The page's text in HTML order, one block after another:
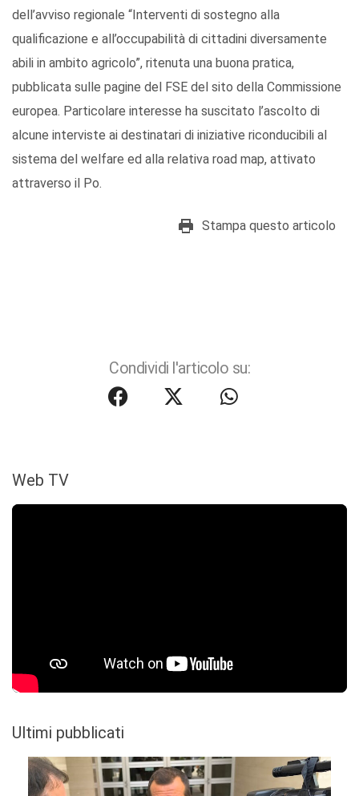
dell’avviso regionale “Interventi di sostegno alla
qualificazione e all’occupabilità di cittadini diversamente
abili in ambito agricolo”, ritenuta una buona pratica,
pubblicata sulle pagine del FSE del sito della Commissione
europea. Particolare interesse ha suscitato l’ascolto di
alcune interviste ai destinatari di iniziative riconducibili al
sistema del welfare ed alla relativa road map, attivato
attraverso il Po.
Stampa questo articolo
Condividi l'articolo su:
Web TV
Ultimi pubblicati